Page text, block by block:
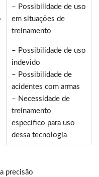
– Possibilidade de uso
em situações de
treinamento
– Possibilidade de uso
indevido
– Possibilidade de
acidentes com armas
– Necessidade de
treinamento
específico para uso
dessa tecnologia
precisão